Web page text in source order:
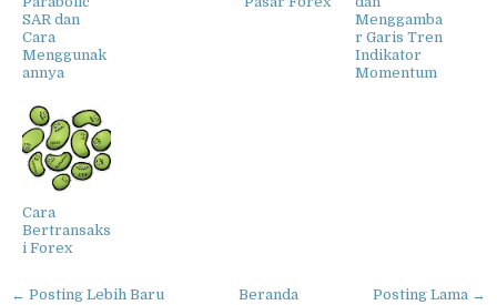
SAR dan
Cara
Menggunak
annya
Menggamba
r Garis Tren
Indikator
Momentum
Cara
Bertransaks
i Forex
← Posting Lebih Baru Posting Lama →
Beranda